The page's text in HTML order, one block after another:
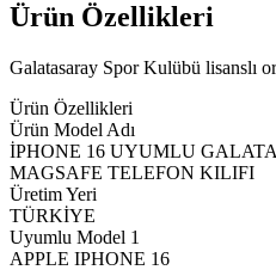
Ürün Özellikleri
Galatasaray Spor Kulübü lisanslı
Ürün Özellikleri
Ürün Model Adı
İPHONE 16 UYUMLU
MAGSAFE TELEFON KILIFI
Üretim Yeri
TÜRKİYE
Uyumlu Model 1
APPLE IPHONE 16